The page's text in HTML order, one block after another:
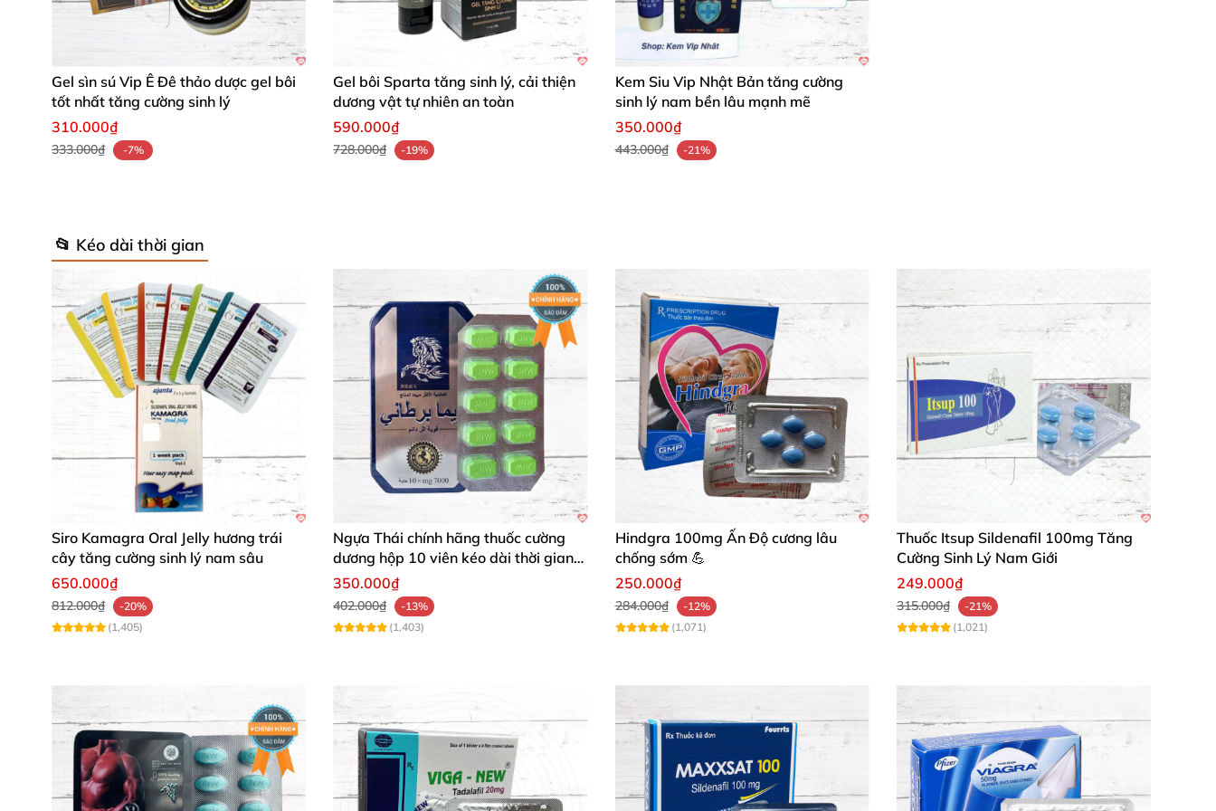
hộ sản phẩm.”–Anh Tiến Phát
Bột sìn sú Kingsman là lựa chọn tối ưu giúp bạn kéo dài cuộc yêu, nâng cao bản lĩnh nam giới và mang lại cảm xúc dâng trào không giới hạn. Đừng
ngần ngại trải nghiệm sản phẩm thảo dược quý giá này ngay hôm nay để tận hưởng những khoảnh khắc thăng hoa đích thực.
Gel sìn sú Vip Ê Đê thảo dược gel bôi
tốt nhất tăng cường sinh lý
310.000₫
333.000₫ -7%
Gel bôi Sparta tăng sinh lý, cải thiện
dương vật tự nhiên an toàn
590.000₫
728.000₫ -19%
Kem Siu Vip Nhật Bản tăng cường
sinh lý nam bền lâu mạnh mẽ
350.000₫
443.000₫ -21%
📂 Kéo dài thời gian
Siro Kamagra Oral Jelly hương trái
cây tăng cường sinh lý nam sâu
650.000₫
812.000₫
-20%
(1,405)
Ngựa Thái chính hãng thuốc cường
dương hộp 10 viên kéo dài thời gian
mạnh mẽ
350.000₫
402.000₫
-13%
(1,403)
Hindgra 100mg Ấn Độ cương lâu
chống sớm 💪
250.000₫
284.000₫
-12%
(1,071)
Thuốc Itsup Sildenafil 100mg Tăng
Cường Sinh Lý Nam Giới
249.000₫
315.000₫
-21%
(1,021)